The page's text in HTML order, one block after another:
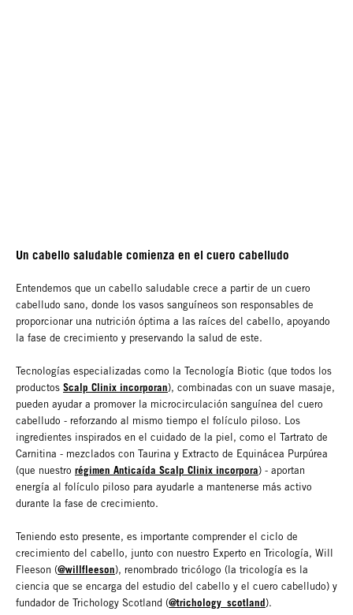
Un cabello saludable comienza en el cuero cabelludo
Entendemos que un cabello saludable crece a partir de un cuero
cabelludo sano, donde los vasos sanguíneos son responsables de
proporcionar una nutrición óptima a las raíces del cabello, apoyando
la fase de crecimiento y preservando la salud de este.
Tecnologías especializadas como la Tecnología Biotic (que todos los
productos Scalp Clinix incorporan), combinadas con un suave masaje,
pueden ayudar a promover la microcirculación sanguínea del cuero
cabelludo - reforzando al mismo tiempo el folículo piloso. Los
ingredientes inspirados en el cuidado de la piel, como el Tartrato de
Carnitina - mezclados con Taurina y Extracto de Equinácea Purpúrea
(que nuestro régimen Anticaída Scalp Clinix incorpora) - aportan
energía al folículo piloso para ayudarle a mantenerse más activo
durante la fase de crecimiento.
Teniendo esto presente, es importante comprender el ciclo de
crecimiento del cabello, junto con nuestro Experto en Tricología, Will
Fleeson (@willfleeson), renombrado tricólogo (la tricología es la
ciencia que se encarga del estudio del cabello y el cuero cabelludo) y
fundador de Trichology Scotland (@trichology_scotland).